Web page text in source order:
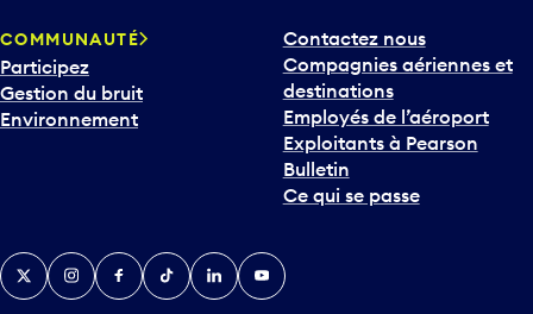
COMMUNAUTÉ
Participez
Gestion du bruit
Environnement
Contactez nous
Compagnies aériennes et
destinations
Employés de l’aéroport
Exploitants à Pearson
Bulletin
Ce qui se passe
TwitterInstagramFacebook
TikTokLinkedInYouTube